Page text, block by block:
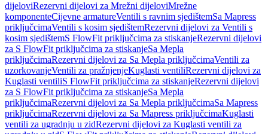
dijeloviRezervni dijelovi za Mrežni dijeloviMrežne
komponenteCijevne armatureVentili s ravnim sjedištemSa Mapress
priključcimaVentili s kosim sjedištemRezervni dijelovi za Ventili s
kosim sjedištemS FlowFit priključcima za stiskanjeRezervni dijelovi
za S FlowFit priključcima za stiskanjeSa Mepla
priključcimaRezervni dijelovi za Sa Mepla priključcimaVentili za
uzorkovanjeVentili za pražnjenjeKuglasti ventiliRezervni dijelovi za
Kuglasti ventiliS FlowFit priključcima za stiskanjeRezervni dijelovi
za S FlowFit priključcima za stiskanjeSa Mepla
priključcimaRezervni dijelovi za Sa Mepla priključcimaSa Mapress
priključcimaRezervni dijelovi za Sa Mapress priključcimaKuglasti
ventili za ugradnju u zidRezervni dijelovi za Kuglasti ventili za